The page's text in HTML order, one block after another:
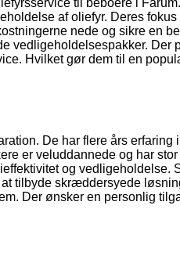
af oliefyr. Deres fokus
nede og sikre en
vedligeholdelsespakker. Der
Hvilket gør dem til en
De har flere års erfaring i
er veluddannede og har
og vedligeholdelse.
tilbyde skræddersyede
Der ønsker en personlig